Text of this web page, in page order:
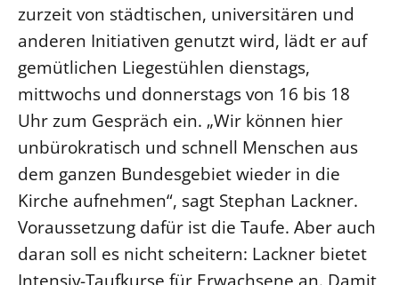
zurzeit von städtischen, universitären und
anderen Initiativen genutzt wird, lädt er auf
gemütlichen Liegestühlen dienstags,
mittwochs und donnerstags von 16 bis 18
Uhr zum Gespräch ein. „Wir können hier
unbürokratisch und schnell Menschen aus
dem ganzen Bundesgebiet wieder in die
Kirche aufnehmen“, sagt Stephan Lackner.
Voraussetzung dafür ist die Taufe. Aber auch
daran soll es nicht scheitern: Lackner bietet
Intensiv-Taufkurse für Erwachsene an. Damit